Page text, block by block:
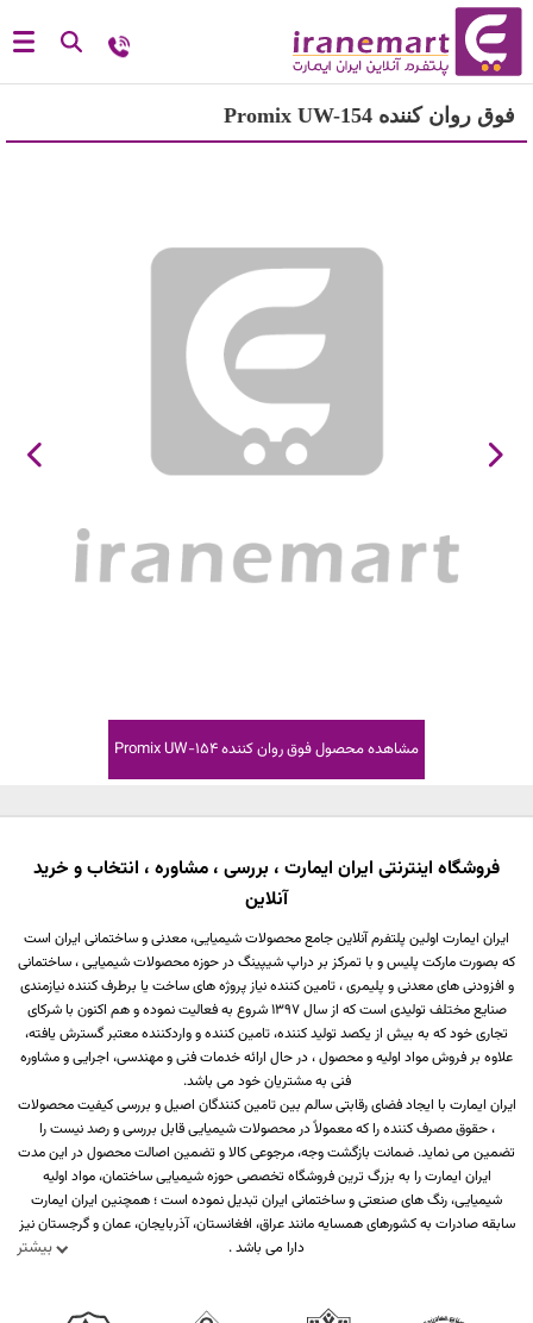
فوق روان کننده Promix UW-154
مشاهده محصولفوق روان کننده Promix UW-154
فروشگاه اینترنتی ایران ایمارت ، بررسی ، مشاوره ، انتخاب و خرید
آنلاین
بیشتر
ایران ایمارت اولین پلتفرم آنلاین جامع محصولات شیمیایی، معدنی و ساختمانی ایران است
که بصورت مارکت پلیس و با تمرکز بر دراپ شیپینگ در حوزه محصولات شیمیایی ، ساختمانی
و افزودنی های معدنی و پلیمری ، تامین کننده نیاز پروژه های ساخت یا برطرف کننده نیازمندی
صنایع مختلف تولیدی است که از سال 1397 شروع به فعالیت نموده و هم اکنون با شرکای
تجاری خود که به بیش از یکصد تولید کننده، تامین کننده و واردکننده معتبر گسترش یافته،
علاوه بر فروش مواد اولیه و محصول ، در حال ارائه خدمات فنی و مهندسی، اجرایی و مشاوره
فنی به مشتریان خود می باشد.
ایران ایمارت با ایجاد فضای رقابتی سالم بین تامین کنندگان اصیل و بررسی کیفیت محصولات
، حقوق مصرف کننده را که معمولاً در محصولات شیمیایی قابل بررسی و رصد نیست را
تضمین می نماید. ضمانت بازگشت وجه، مرجوعی کالا و تضمین اصالت محصول در این مدت
ایران ایمارت را به بزرگ ترین فروشگاه تخصصی حوزه شیمیایی ساختمان، مواد اولیه
شیمیایی، رنگ های صنعتی و ساختمانی ایران تبدیل نموده است ؛ همچنین ایران ایمارت
سابقه صادرات به کشورهای همسایه مانند عراق، افغانستان، آذربایجان، عمان و گرجستان نیز
دارا می باشد .